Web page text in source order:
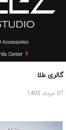
گالری طلا
07 مرداد 1405